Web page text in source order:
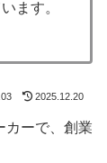
ます。
2025.12.20
カーで、創業